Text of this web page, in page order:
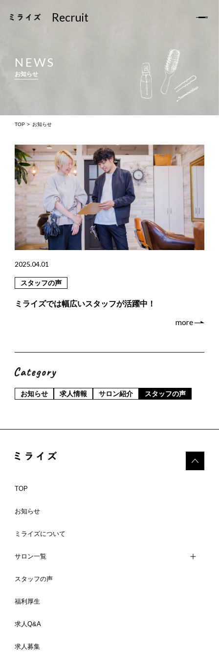
Recruit
Recruit
お知らせ
サロン一覧
スタッフの声
福利厚生
求人Q&A
求人募集
個人情報保護方針
採用エントリー
お問い合わせ
NEWS
お知らせ
TOP お知らせ
2025.04.01
スタッフの声
ミライズでは幅広いスタッフが活躍中！
more
お知らせ 求人情報 サロン紹介 スタッフの声
TOP
お知らせ
ミライズについて
サロン一覧
スタッフの声
福利厚生
求人Q&A
求人募集